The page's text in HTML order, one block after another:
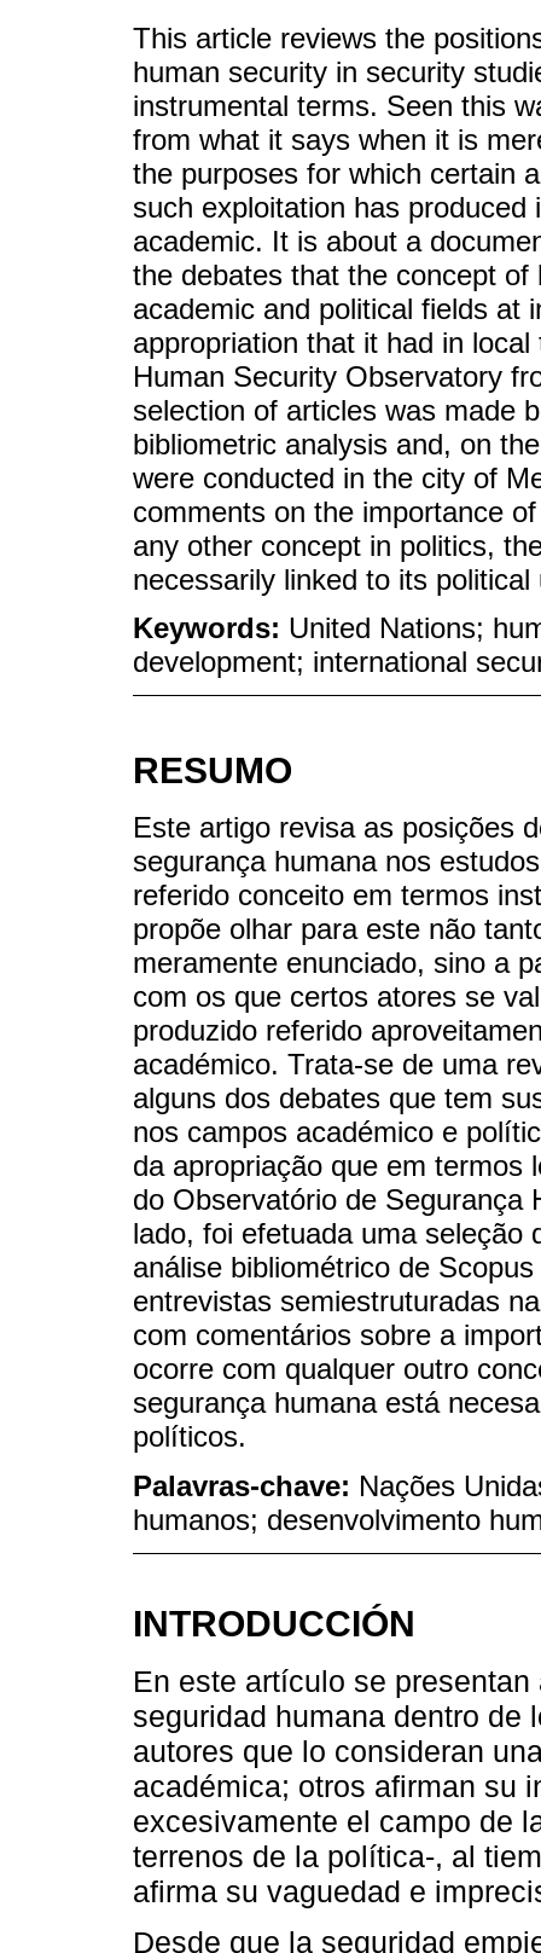
This article reviews the
human security in security
instrumental terms. Seen this
from what it says when it is
the purposes for which certain
such exploitation has
academic. It is about a
the debates that the concept
academic and political fields at
appropriation that it had in
Human Security Observatory
selection of articles was made
bibliometric analysis and, on
were conducted in the city of
comments on the importance
any other concept in politics,
necessarily linked to its political
Keywords: United Nations;
development; international
RESUMO
Este artigo revisa as posições
segurança humana nos
referido conceito em termos
propõe olhar para este não
meramente enunciado, sino a
com os que certos atores se
produzido referido
académico. Trata-se de uma
alguns dos debates que tem
nos campos académico e
da apropriação que em termos
do Observatório de Segurança
lado, foi efetuada uma seleção
análise bibliométrico de
entrevistas semiestruturadas
com comentários sobre a
ocorre com qualquer outro
segurança humana está
políticos.
Palavras-chave: Nações
humanos; desenvolvimento
INTRODUCCIÓN
En este artículo se
seguridad humana dentro de
autores que lo consideran
académica; otros afirman su
excesivamente el campo de
terrenos de la política-, al
afirma su vaguedad e
Desde que la seguridad